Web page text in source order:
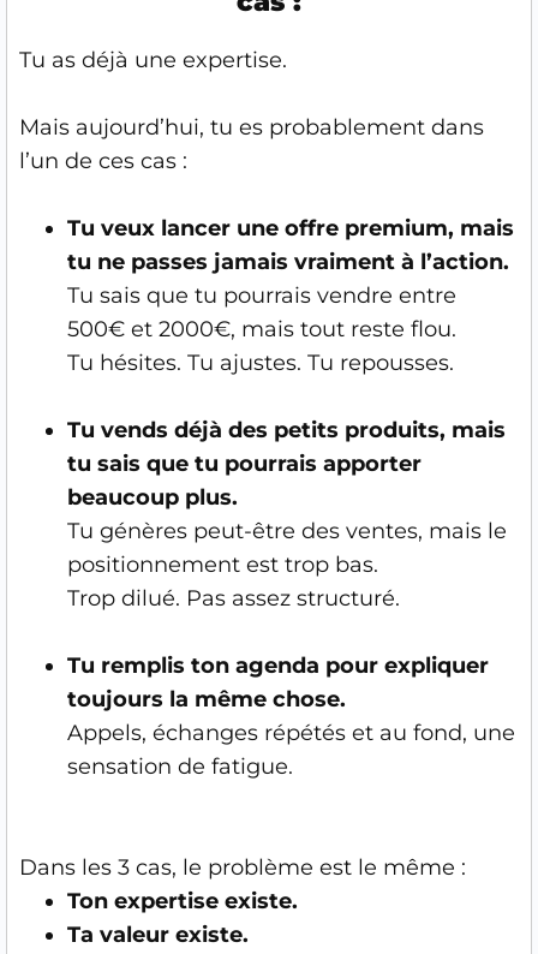
Tu as déjà une expertise.
Mais aujourd’hui, tu es probablement dans
l’un de ces cas :
Tu veux lancer une offre premium, mais
tu ne passes jamais vraiment à l’action.
Tu sais que tu pourrais vendre entre
500€ et 2000€, mais tout reste flou.
Tu hésites. Tu ajustes. Tu repousses.
Tu vends déjà des petits produits, mais
tu sais que tu pourrais apporter
beaucoup plus.
Tu génères peut-être des ventes, mais le
positionnement est trop bas.
Trop dilué. Pas assez structuré.
Tu remplis ton agenda pour expliquer
toujours la même chose.
Appels, échanges répétés et au fond, une
sensation de fatigue.
Dans les 3 cas, le problème est le même :
Ton expertise existe.
Ta valeur existe.